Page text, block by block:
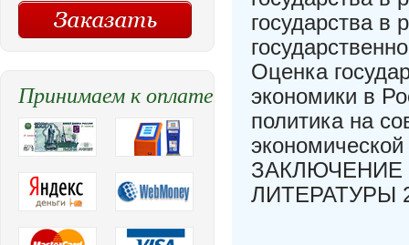
государства
Оценка
экономики в
политика на
ЛИТЕРАТУРЫ
Принимаем к оплате